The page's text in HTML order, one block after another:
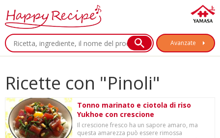
Avanzate
Ricette con "Pinoli"
Tonno marinato e ciotola di riso
Yukhoe con crescione
Il crescione fresco ha un sapore amaro, ma
questa amarezza può essere rimossa